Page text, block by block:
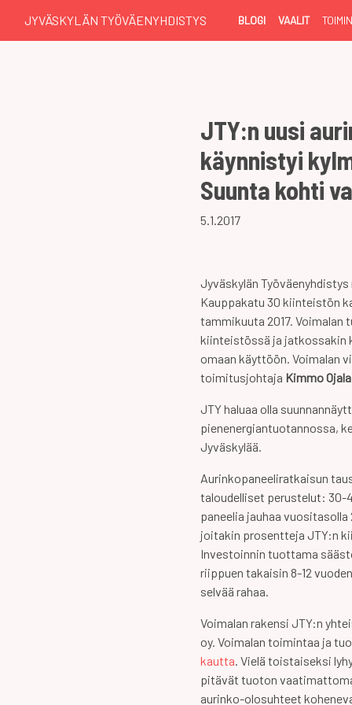
JYVÄSKYLÄN TYÖVÄENYHDISTYS BLOGI VAALIT
JTY:n uusi
käynnistyi
Suunta kohti
5.1.2017
Jyväskylän
Kauppakatu 30 kiinteistön
tammikuuta 2017.
kiinteistössä ja jatkossakin
omaan käyttöön. Voimalan
toimitusjohtaja Kimmo Ojala
JTY haluaa olla
pienenergiantuotannossa,
Jyväskylää.
Aurinkopaneeliratkaisun
taloudelliset perustelut: 30-
paneelia jauhaa
joitakin prosentteja JTY:n
Investoinnin tuottama
riippuen takaisin 8-12
selvää rahaa.
Voimalan rakensi JTY:n
oy. Voimalan toimintaa ja
kautta. Vielä toistaiseksi
pitävät tuoton
aurinko-olosuhteet